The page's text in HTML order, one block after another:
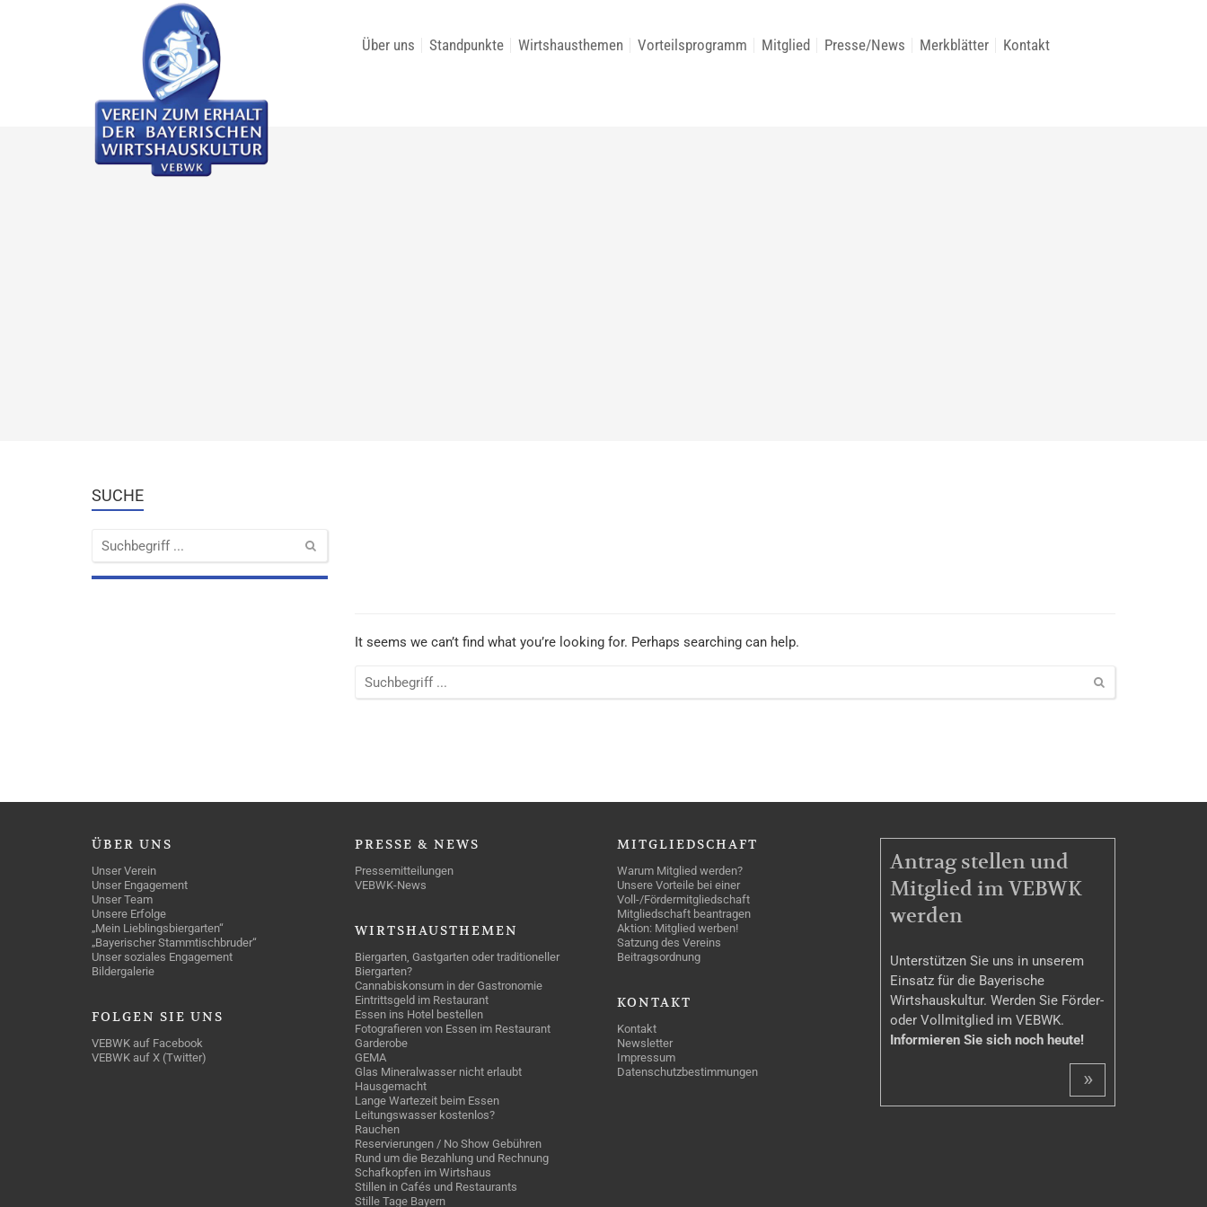
Über uns Standpunkte Wirtshausthemen Vorteilsprogramm Mitglied Presse/News Merkblätter Kontakt
SUCHE
It seems we can’t find what you’re looking for. Perhaps searching can help.
ÜBER UNS
Unser Verein
Unser Engagement
Unser Team
Unsere Erfolge
„Mein Lieblingsbiergarten“
„Bayerischer Stammtischbruder“
Unser soziales Engagement
Bildergalerie
FOLGEN SIE UNS
VEBWK auf Facebook
VEBWK auf X (Twitter)
PRESSE & NEWS
Pressemitteilungen
VEBWK-News
WIRTSHAUSTHEMEN
Biergarten, Gastgarten oder traditioneller
Biergarten?
Cannabiskonsum in der Gastronomie
Eintrittsgeld im Restaurant
Essen ins Hotel bestellen
Fotografieren von Essen im Restaurant
Garderobe
GEMA
Glas Mineralwasser nicht erlaubt
Hausgemacht
Lange Wartezeit beim Essen
Leitungswasser kostenlos?
Rauchen
Reservierungen / No Show Gebühren
Rund um die Bezahlung und Rechnung
Schafkopfen im Wirtshaus
Stillen in Cafés und Restaurants
Stille Tage Bayern
MITGLIEDSCHAFT
Warum Mitglied werden?
Unsere Vorteile bei einer
Voll-/Fördermitgliedschaft
Mitgliedschaft beantragen
Aktion: Mitglied werben!
Satzung des Vereins
Beitragsordnung
KONTAKT
Kontakt
Newsletter
Impressum
Datenschutzbestimmungen
MITGLIEDSCHAFT
Antrag stellen und
Mitglied im VEBWK
werden
Unterstützen Sie uns in unserem
Einsatz für die Bayerische
Wirtshauskultur. Werden Sie Förder-
oder Vollmitglied im VEBWK.
Informieren Sie sich noch heute!
»